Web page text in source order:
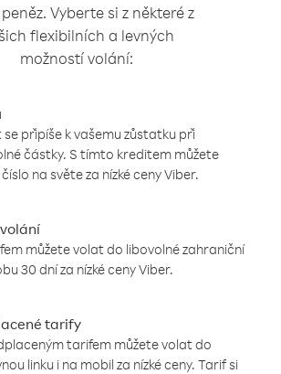
Vyberte si z některé z
flexibilních a levných
možností volání:
připíše k vašemu zůstatku při
částky. S tímto kreditem můžete
na světe za nízké ceny Viber.
můžete volat do libovolné zahraniční
30 dní za nízké ceny Viber.
tarify
tarifem můžete volat do
linku i na mobil za nízké ceny. Tarif si